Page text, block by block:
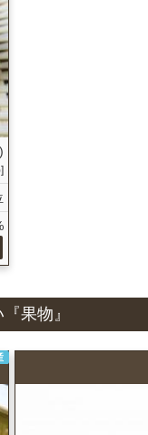
果物』